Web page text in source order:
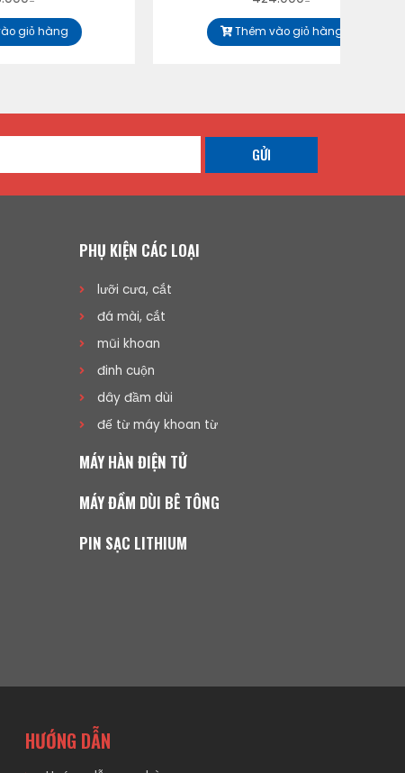
Thêm vào giỏ hàng
GỬI
PHỤ KIỆN CÁC LOẠI
lưỡi cưa, cắt
đá mài, cắt
mũi khoan
đinh cuộn
dây đầm dùi
đế từ máy khoan từ
MÁY HÀN ĐIỆN TỬ
MÁY ĐẦM DÙI BÊ TÔNG
PIN SẠC LITHIUM
HƯỚNG DẪN